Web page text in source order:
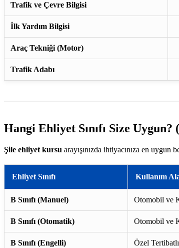
Trafik ve Çevre Bilgisi
İlk Yardım Bilgisi
Araç Tekniği (Motor)
Trafik Adabı
Hangi Ehliyet Sınıfı Size Uygun?
Şile ehliyet kursu arayışınızda ihtiyacınıza en
Ehliyet Sınıfı Kullanım
B Sınıfı (Manuel) Otomobil ve
B Sınıfı (Otomatik) Otomobil ve
B Sınıfı (Engelli) Özel